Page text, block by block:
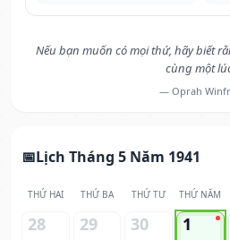
Nếu bạn muốn có mọi thứ, hãy biết
cùng một
— Oprah
Lịch Tháng 5 Năm 1941
THỨ HAI THỨ BA THỨ TƯ THỨ NĂM
28 29 30 1